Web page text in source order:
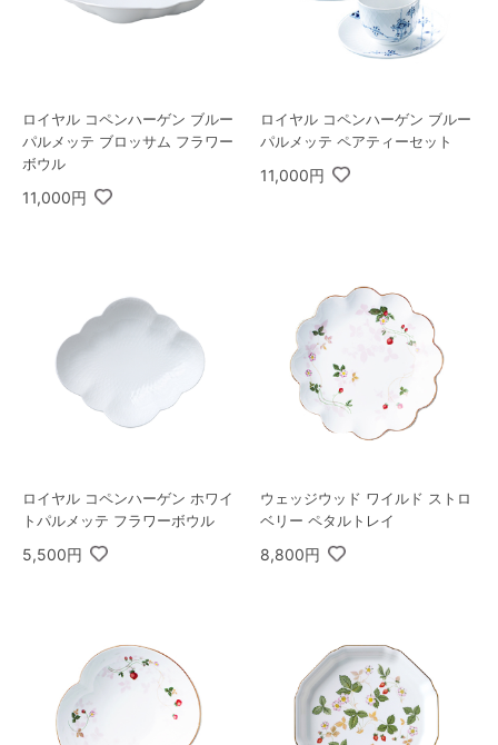
ロイヤル コペンハーゲン ブルー
パルメッテ ブロッサム フラワー
ボウル
11,000円
ロイヤル コペンハーゲン ブルー
パルメッテ ペアティーセット
11,000円
ロイヤル コペンハーゲン ホワイ
トパルメッテ フラワーボウル
5,500円
ウェッジウッド ワイルド ストロ
ベリー ペタルトレイ
8,800円